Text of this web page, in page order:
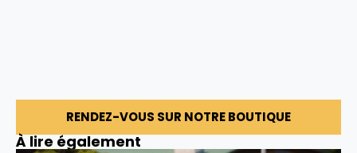
RENDEZ-VOUS SUR NOTRE BOUTIQUE
À lire également